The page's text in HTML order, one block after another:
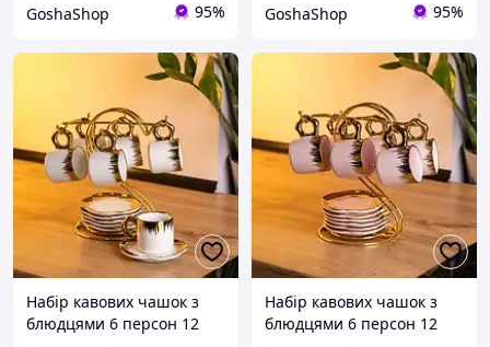
GoshaShop 95% GoshaShop 95%
Набір кавових чашок з
блюдцями 6 персон 12
Набір кавових чашок з
блюдцями 6 персон 12